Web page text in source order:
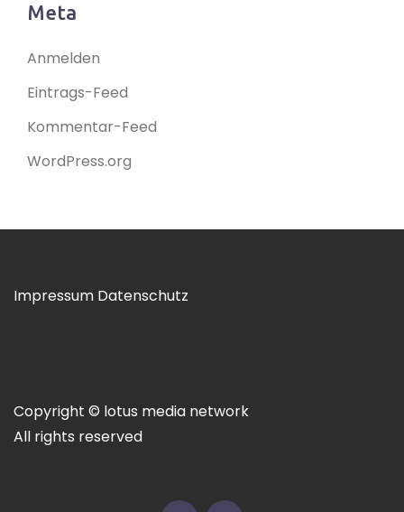
Meta
Anmelden
Eintrags-Feed
Kommentar-Feed
WordPress.org
Impressum Datenschutz
Copyright © lotus media network
All rights reserved